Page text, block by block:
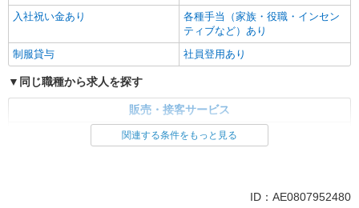
入社祝い金あり
各種手当（家族・役職・インセン
ティブなど）あり
制服貸与
社員登用あり
同じ職種から求人を探す
販売・接客サービス
関連する条件をもっと見る
ID：AE0807952480